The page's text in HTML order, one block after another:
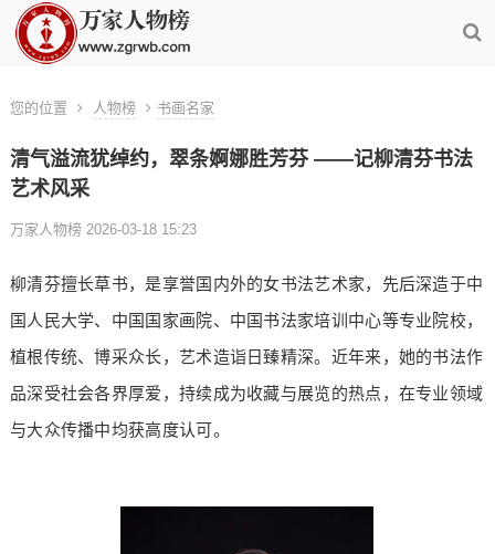
您的位置 人物榜 书画名家
清气溢流犹绰约，翠条婀娜胜芳芬 ——记柳清芬书法
艺术风采
万家人物榜 2026-03-18 15:23
柳清芬擅长草书，是享誉国内外的女书法艺术家，先后深造于中
国人民大学、中国国家画院、中国书法家培训中心等专业院校，
植根传统、博采众长，艺术造诣日臻精深。近年来，她的书法作
品深受社会各界厚爱，持续成为收藏与展览的热点，在专业领域
与大众传播中均获高度认可。